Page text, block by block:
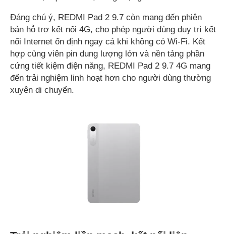
Đáng chú ý, REDMI Pad 2 9.7 còn mang đến phiên
bản hỗ trợ kết nối 4G, cho phép người dùng duy trì kết
nối Internet ổn định ngay cả khi không có Wi-Fi. Kết
hợp cùng viên pin dung lượng lớn và nền tảng phần
cứng tiết kiệm điện năng, REDMI Pad 2 9.7 4G mang
đến trải nghiệm linh hoạt hơn cho người dùng thường
xuyên di chuyển.